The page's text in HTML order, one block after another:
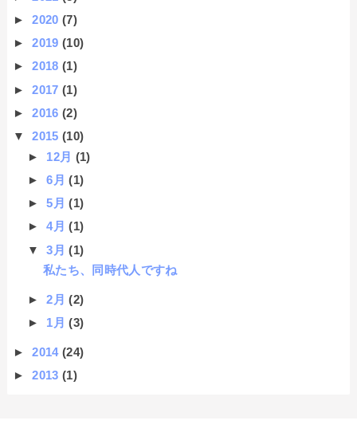
►2020(7)
►2019(10)
►2018(1)
►2017(1)
►2016(2)
▼2015(10)
► 12月 (1)
►6月(1)
►5月(1)
►4月(1)
▼3月(1)
私たち、同時代人ですね
►2月(2)
► 1月(3)
►2014(24)
►2013(1)